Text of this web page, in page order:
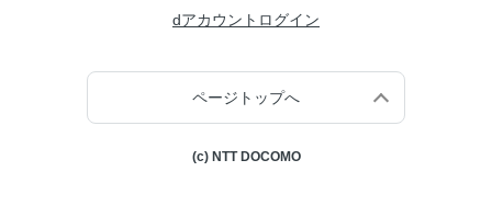
dアカウントログイン
ページトップへ
(c) NTT DOCOMO